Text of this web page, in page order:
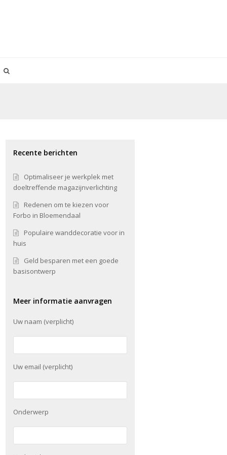
Recente berichten
Optimaliseer je werkplek met
doeltreffende magazijnverlichting
Redenen om te kiezen voor
Forbo in Bloemendaal
Populaire wanddecoratie voor in
huis
Geld besparen met een goede
basisontwerp
Meer informatie aanvragen
Uw naam (verplicht)
Uw email (verplicht)
Onderwerp